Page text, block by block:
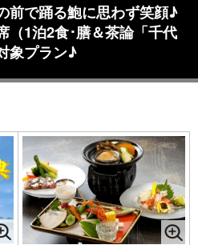
前で踊る鮑に思わず笑顔♪
（1泊2食･膳＆茶論「千代
象プラン♪